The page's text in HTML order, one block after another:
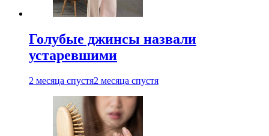
Голубые джинсы назвали
устаревшими
2 месяца спустя2 месяца спустя